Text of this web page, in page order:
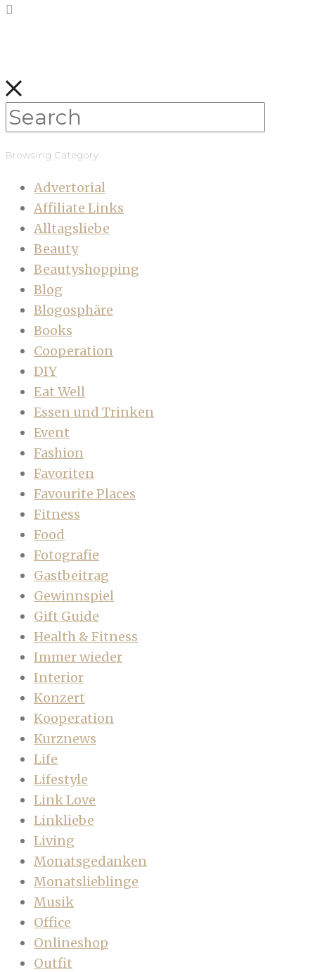
Browsing Category
Advertorial
Affiliate Links
Alltagsliebe
Beauty
Beautyshopping
Blog
Blogosphäre
Books
Cooperation
DIY
Eat Well
Essen und Trinken
Event
Fashion
Favoriten
Favourite Places
Fitness
Food
Fotografie
Gastbeitrag
Gewinnspiel
Gift Guide
Health & Fitness
Immer wieder
Interior
Konzert
Kooperation
Kurznews
Life
Lifestyle
Link Love
Linkliebe
Living
Monatsgedanken
Monatslieblinge
Musik
Office
Onlineshop
Outfit